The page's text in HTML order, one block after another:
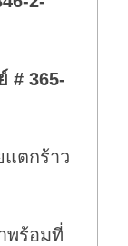
# 365-
แตกร้าว
พร้อมที่